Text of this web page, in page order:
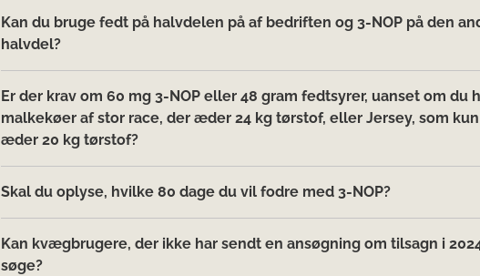
Kan du bruge fedt på halvdelen på af bedriften og 3-NOP på den
halvdel?
Er der krav om 60 mg 3-NOP eller 48 gram fedtsyrer, uanset om du
malkekøer af stor race, der æder 24 kg tørstof, eller Jersey, som kun
æder 20 kg tørstof?
Skal du oplyse, hvilke 80 dage du vil fodre med 3-NOP?
Kan kvægbrugere, der ikke har sendt en ansøgning om tilsagn i
søge?